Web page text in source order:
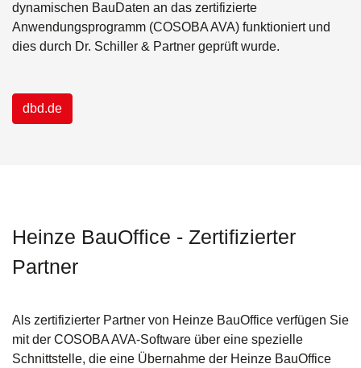
dynamischen BauDaten an das zertifizierte
Anwendungsprogramm (COSOBA AVA) funktioniert und
dies durch Dr. Schiller & Partner geprüft wurde.
dbd.de
Heinze BauOffice - Zertifizierter
Partner
Als zertifizierter Partner von Heinze BauOffice verfügen Sie
mit der COSOBA AVA-Software über eine spezielle
Schnittstelle, die eine Übernahme der Heinze BauOffice